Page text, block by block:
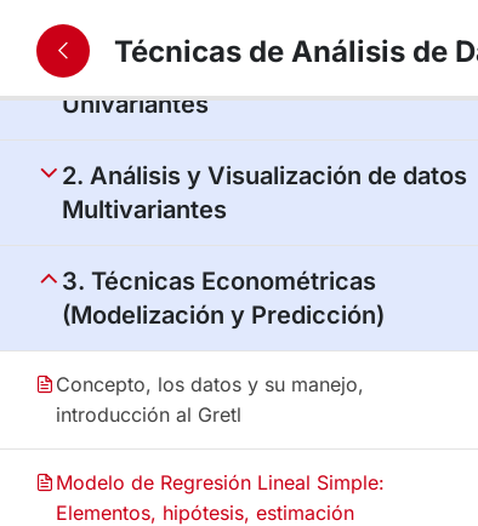
1. Análisis y Visualización de datos
Univariantes
2. Análisis y Visualización de datos
Multivariantes
3. Técnicas Econométricas
(Modelización y Predicción)
Concepto, los datos y su manejo,
introducción al Gretl
Modelo de Regresión Lineal Simple:
Elementos, hipótesis, estimación
Técnicas de Análisis de